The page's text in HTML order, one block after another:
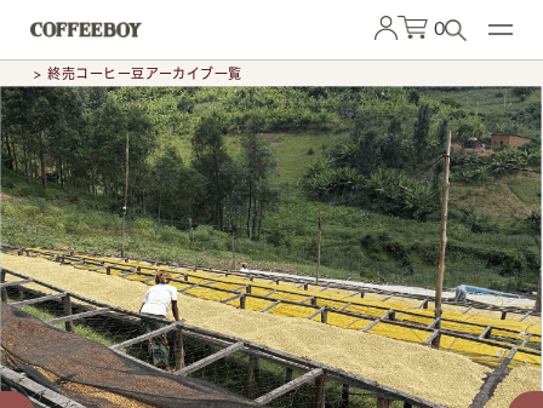
0
> 終売コーヒー豆アーカイブ一覧